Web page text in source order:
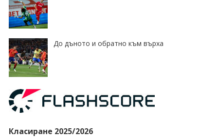
До дъното и обратно към върха
Класиране 2025/2026